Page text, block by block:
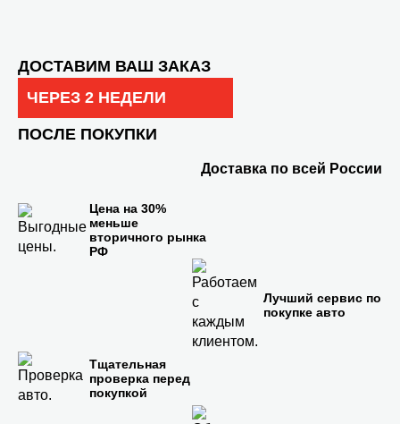
ДОСТАВИМ ВАШ ЗАКАЗ
ЧЕРЕЗ 2 НЕДЕЛИ
ПОСЛЕ ПОКУПКИ
Доставка по всей России
Цена на 30%
меньше
вторичного рынка
РФ
Лучший сервис по
покупке авто
Тщательная
проверка перед
покупкой